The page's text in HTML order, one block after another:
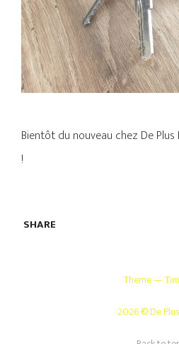
Bientôt du nouveau chez De
!
SHARE
Theme —
2026 © De